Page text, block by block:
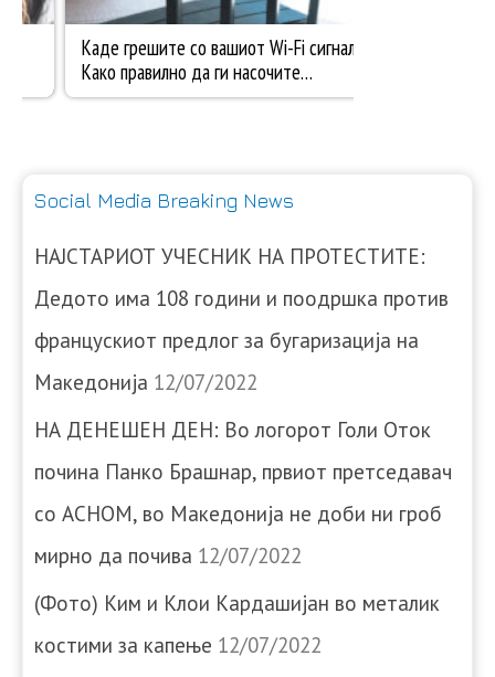
Social Media Breaking News
НАЈСТАРИОТ УЧЕСНИК НА ПРОТЕСТИТЕ:
Дедото има 108 години и поодршка против
францускиот предлог за бугаризација на
Македонија 12/07/2022
НА ДЕНЕШЕН ДЕН: Во логорот Голи Оток
почина Панко Брашнар, првиот претседавач
со АСНОМ, во Македонија не доби ни гроб
мирно да почива 12/07/2022
(Фото) Ким и Клои Кардашијан во металик
костими за капење 12/07/2022